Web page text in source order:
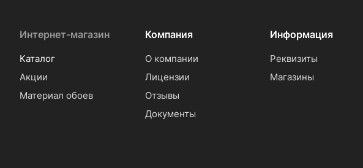
Интернет-магазин
Каталог
Акции
Материал обоев
Компания
О компании
Лицензии
Отзывы
Документы
Информация
Реквизиты
Магазины